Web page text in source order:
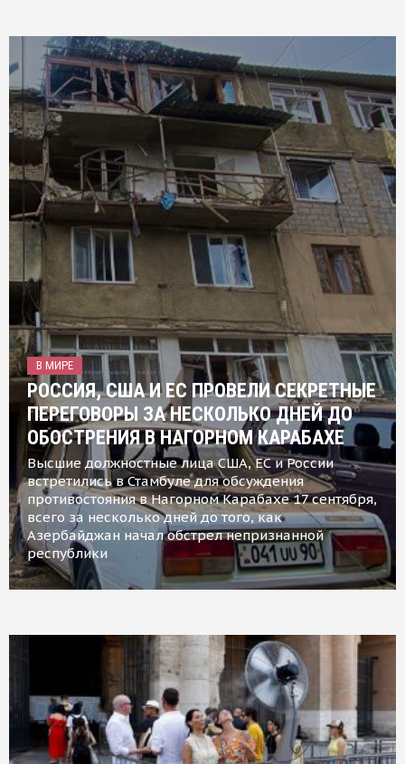
В МИРЕ
РОССИЯ, США И ЕС ПРОВЕЛИ СЕКРЕТНЫЕ
ПЕРЕГОВОРЫ ЗА НЕСКОЛЬКО ДНЕЙ ДО
ОБОСТРЕНИЯ В НАГОРНОМ КАРАБАХЕ
Высшие должностные лица США, ЕС и России
встретились в Стамбуле для обсуждения
противостояния в Нагорном Карабахе 17 сентября,
всего за несколько дней до того, как
Азербайджан начал обстрел непризнанной
республики